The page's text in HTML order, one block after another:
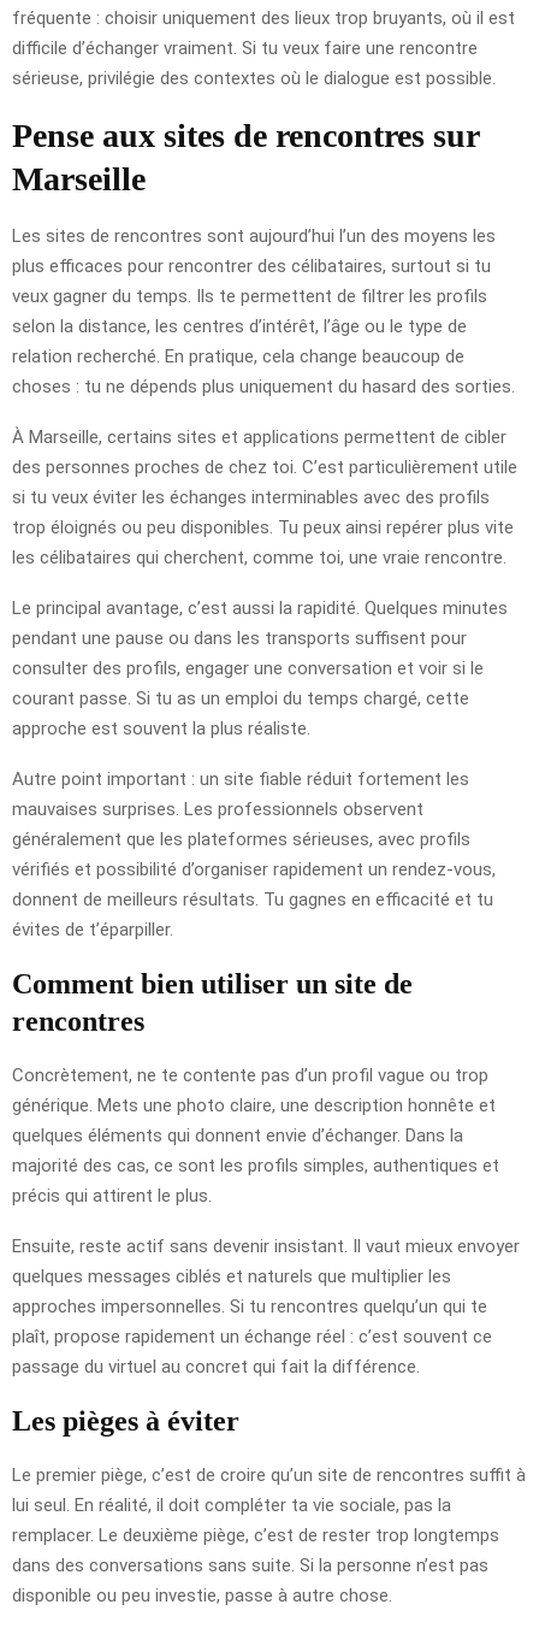
fréquente : choisir uniquement des lieux trop bruyants, où il est
difficile d’échanger vraiment. Si tu veux faire une rencontre
sérieuse, privilégie des contextes où le dialogue est possible.
Pense aux sites de rencontres sur
Marseille
Les sites de rencontres sont aujourd’hui l’un des moyens les
plus efficaces pour rencontrer des célibataires, surtout si tu
veux gagner du temps. Ils te permettent de filtrer les profils
selon la distance, les centres d’intérêt, l’âge ou le type de
relation recherché. En pratique, cela change beaucoup de
choses : tu ne dépends plus uniquement du hasard des sorties.
À Marseille, certains sites et applications permettent de cibler
des personnes proches de chez toi. C’est particulièrement utile
si tu veux éviter les échanges interminables avec des profils
trop éloignés ou peu disponibles. Tu peux ainsi repérer plus vite
les célibataires qui cherchent, comme toi, une vraie rencontre.
Le principal avantage, c’est aussi la rapidité. Quelques minutes
pendant une pause ou dans les transports suffisent pour
consulter des profils, engager une conversation et voir si le
courant passe. Si tu as un emploi du temps chargé, cette
approche est souvent la plus réaliste.
Autre point important : un site fiable réduit fortement les
mauvaises surprises. Les professionnels observent
généralement que les plateformes sérieuses, avec profils
vérifiés et possibilité d’organiser rapidement un rendez-vous,
donnent de meilleurs résultats. Tu gagnes en efficacité et tu
évites de t’éparpiller.
Comment bien utiliser un site de
rencontres
Concrètement, ne te contente pas d’un profil vague ou trop
générique. Mets une photo claire, une description honnête et
quelques éléments qui donnent envie d’échanger. Dans la
majorité des cas, ce sont les profils simples, authentiques et
précis qui attirent le plus.
Ensuite, reste actif sans devenir insistant. Il vaut mieux envoyer
quelques messages ciblés et naturels que multiplier les
approches impersonnelles. Si tu rencontres quelqu’un qui te
plaît, propose rapidement un échange réel : c’est souvent ce
passage du virtuel au concret qui fait la différence.
Les pièges à éviter
Le premier piège, c’est de croire qu’un site de rencontres suffit à
lui seul. En réalité, il doit compléter ta vie sociale, pas la
remplacer. Le deuxième piège, c’est de rester trop longtemps
dans des conversations sans suite. Si la personne n’est pas
disponible ou peu investie, passe à autre chose.